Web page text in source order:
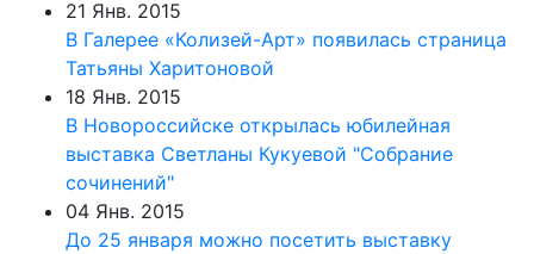
21 Янв. 2015
В Галерее «Колизей-Арт» появилась страница
Татьяны Харитоновой
18 Янв. 2015
В Новороссийске открылась юбилейная
выставка Светланы Кукуевой "Собрание
сочинений"
04 Янв. 2015
До 25 января можно посетить выставку